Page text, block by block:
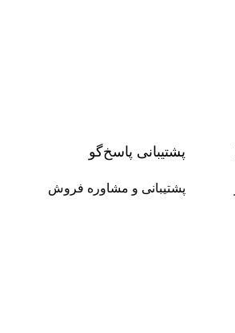
پشتیبانی پاسخ‌گو
پشتیبانی و مشاوره فروش